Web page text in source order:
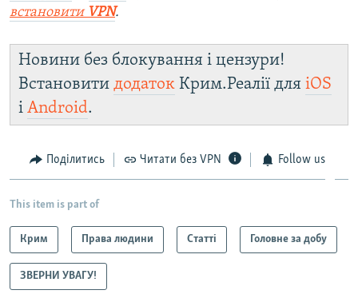
встановити VPN.
Новини без блокування і цензури!
Встановити додаток Крим.Реалії для iOS
і Android.
Поділитись Читати без VPN Follow us
This item is part of
Крим Права людини Статті Головне за добу
ЗВЕРНИ УВАГУ!